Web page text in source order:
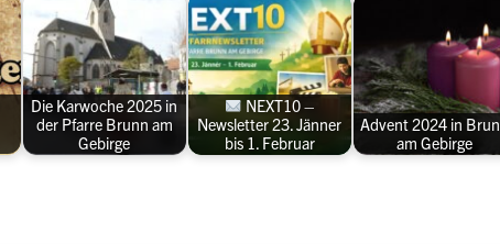
Die Karwoche 2025 in
der Pfarre Brunn am
Gebirge
NEXT10 –
Newsletter 23. Jänner
bis 1. Februar
Advent 2024 in
am Gebirge